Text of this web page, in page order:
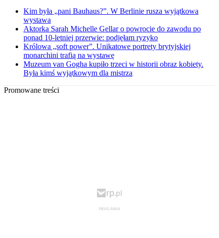
Kim była „pani Bauhaus?”. W Berlinie rusza wyjątkowa
wystawa
Aktorka Sarah Michelle Gellar o powrocie do zawodu po
ponad 10-letniej przerwie: podjęłam ryzyko
Królowa „soft power”. Unikatowe portrety brytyjskiej
monarchini trafią na wystawę
Muzeum van Gogha kupiło trzeci w historii obraz kobiety.
Była kimś wyjątkowym dla mistrza
Promowane treści